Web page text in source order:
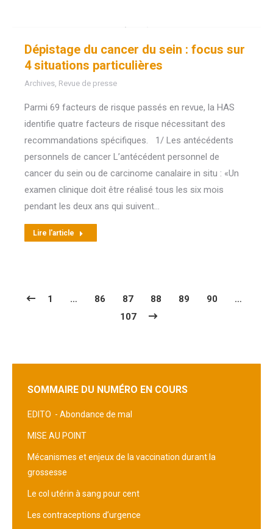
Dépistage du cancer du sein : focus sur
4 situations particulières
Archives, Revue de presse
Parmi 69 facteurs de risque passés en revue, la HAS
identifie quatre facteurs de risque nécessitant des
recommandations spécifiques. 1/ Les antécédents
personnels de cancer L’antécédent personnel de
cancer du sein ou de carcinome canalaire in situ : «Un
examen clinique doit être réalisé tous les six mois
pendant les deux ans qui suivent…
Lire l'article
1 … 86 87 88 89 90
…
107
SOMMAIRE DU NUMÉRO EN COURS
EDITO - Abondance de mal
MISE AU POINT
Mécanismes et enjeux de la vaccination durant la
grossesse
Le col utérin à sang pour cent
Les contraceptions d’urgence